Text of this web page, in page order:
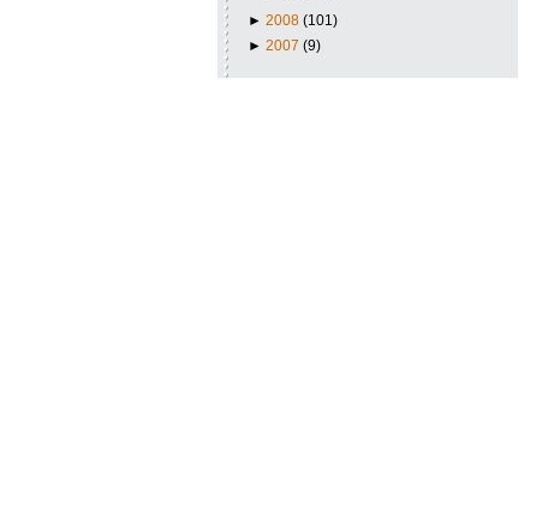
► 2008 (101)
► 2007 (9)